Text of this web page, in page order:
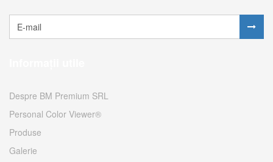
Despre BM Premium SRL
Personal Color Viewer®
Produse
Galerie